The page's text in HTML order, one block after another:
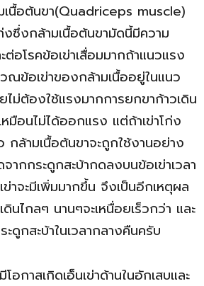
นื้อต้นขา(Quadriceps muscle)
งซึ่งกล้ามเนื้อต้นขามัดนี้มีความ
อโรคข้อเข่าเสื่อมมากถ้าแนวแรง
ณข้อเข่าของกล้ามเนื้ออยู่ในแนว
ม่ต้องใช้แรงมากการยกขาก้าวเดิน
มือนไม่ได้ออกแรง แต่ถ้าเข่าโก่ง
กล้ามเนื้อต้นขาจะถูกใช้งานอย่าง
ากกระดูกสะบ้ากดลงบนข้อเข่าเวลา
าจะมีเพิ่มมากขึ้น จึงเป็นอีกเหตุผล
ดินไกลๆ นานๆจะเหนื่อยเร็วกว่า และ
ดูกสะบ้าในเวลากลางคืนครับ
อกาสเกิดเอ็นเข่าด้านในอักเสบและ